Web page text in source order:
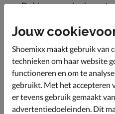
De binnenvoering is van
maar liefst 3 aparte tasjes
De brede band met Steve
geheel een casual
kortere, schakelketting
De afmetingen van het
Jouw
Shoemixx maakt gebruik van
technieken om haar website
functioneren en om te
gebruikt. Met het accepteren
er tevens gebruik gemaakt
advertentiedoeleinden. Dit